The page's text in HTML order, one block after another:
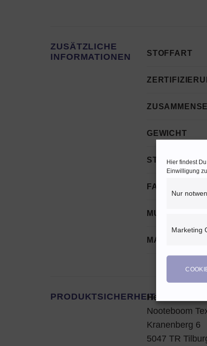
Hier findest
Einwilligung
Nur
Marketing
ZUSÄTZLICHE
INFORMATIONEN
STOFFART
GEWICHT
STOFFBREITE
FARBE
MUSTER
MARKE
PRODUKTSICHERHEITHersteller:
Nooteboom
Kranenberg 6
5047 TR